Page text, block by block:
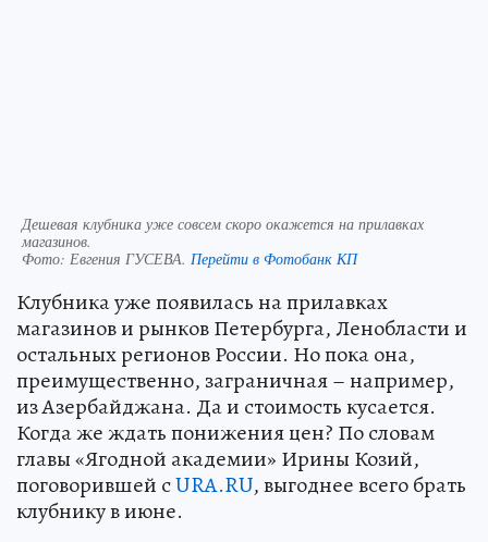
Дешевая клубника уже совсем скоро окажется на прилавках
магазинов.
Фото: Евгения ГУСЕВА. Перейти в Фотобанк КП
Клубника уже появилась на прилавках
магазинов и рынков Петербурга, Ленобласти и
остальных регионов России. Но пока она,
преимущественно, заграничная – например,
из Азербайджана. Да и стоимость кусается.
Когда же ждать понижения цен? По словам
главы «Ягодной академии» Ирины Козий,
поговорившей сURA.RU, выгоднее всего брать
клубнику в июне.